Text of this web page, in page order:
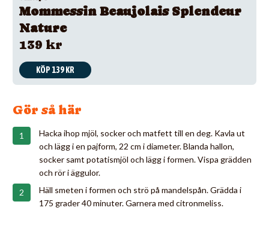
Mommessin Beaujolais Splendeur
Nature
139 kr
KÖP 139 KR
Gör så här
Hacka ihop mjöl, socker och matfett till en deg. Kavla ut
och lägg i en pajform, 22 cm i diameter. Blanda hallon,
socker samt potatismjöl och lägg i formen. Vispa grädden
och rör i äggulor.
Häll smeten i formen och strö på mandelspån. Grädda i
175 grader 40 minuter. Garnera med citronmeliss.